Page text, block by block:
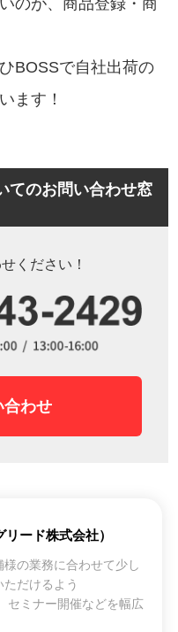
のが、商品登録・商
BOSSで自社出荷の
ます！
てのお問い合わせ窓
ください！
合わせ
ード株式会社）
の業務に合わせて少し
だけるよう
セミナー開催などを幅広